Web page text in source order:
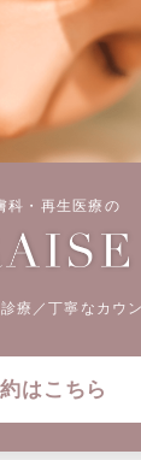
科・再生医療の
療／丁寧なカウ
はこちら